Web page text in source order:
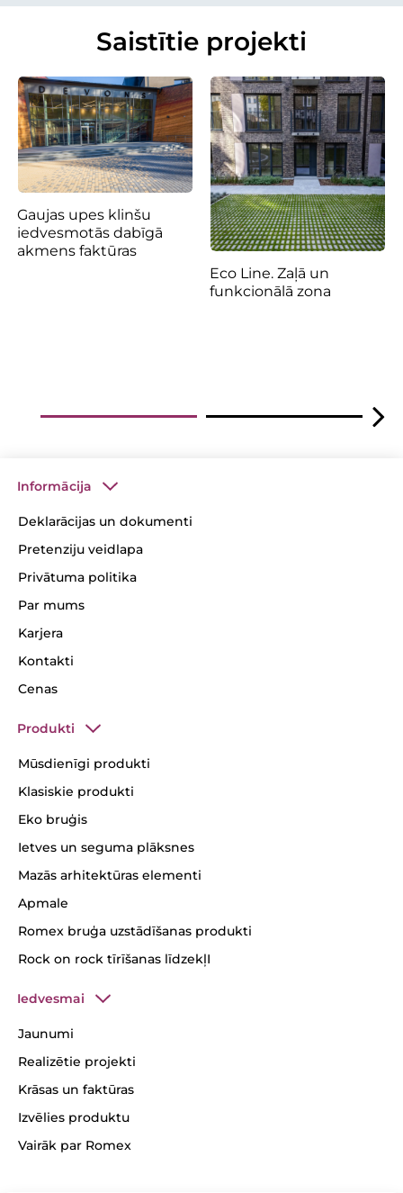
Saistītie projekti
Gaujas upes klinšu
iedvesmotās dabīgā
akmens faktūras
Eco Line. Zaļā un
funkcionālā zona
Informācija
Deklarācijas un dokumenti
Pretenziju veidlapa
Privātuma politika
Par mums
Karjera
Kontakti
Cenas
Produkti
Mūsdienīgi produkti
Klasiskie produkti
Eko bruģis
Ietves un seguma plāksnes
Mazās arhitektūras elementi
Apmale
Romex bruģa uzstādīšanas produkti
Rock on rock tīrīšanas līdzekļI
Iedvesmai
Jaunumi
Realizētie projekti
Krāsas un faktūras
Izvēlies produktu
Vairāk par Romex